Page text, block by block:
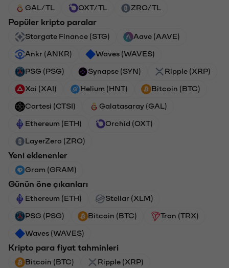
GAL/TL OXT/TL ZRO/TL
Popüler kripto paralar
Stargate Finance (STG) Aave (AAVE)
Ankr (ANKR) Waves (WAVES)
PSG (PSG) Synapse (SYN) Ripple (XRP)
Xai (XAI) Helium (HNT) Bitcoin (BTC)
Cartesi (CTSI) Galatasaray (GAL)
Ethereum (ETH) Orchid (OXT)
LayerZero (ZRO)
Yeni eklenenler
Gram (GRAM)
Günün öne çıkanları
Ethereum (ETH) Stellar (XLM)
PSG (PSG) Bitcoin (BTC) Tron (TRX)
Waves (WAVES)
Kripto para fiyat tahminleri
Bitcoin (BTC) Ripple (XRP)